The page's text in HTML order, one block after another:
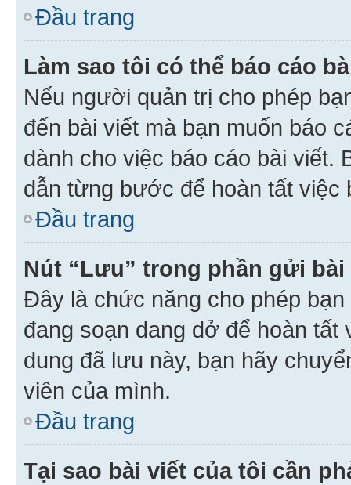
Đầu trang
Làm sao tôi có thể báo cáo
Nếu người quản trị cho phép
đến bài viết mà bạn muốn báo
dành cho việc báo cáo bài viết.
dẫn từng bước để hoàn tất việc
Đầu trang
Nút “Lưu” trong phần gửi
Đây là chức năng cho phép
đang soạn dang dở để hoàn
dung đã lưu này, bạn hãy
viên của mình.
Đầu trang
Tại sao bài viết của tôi cần